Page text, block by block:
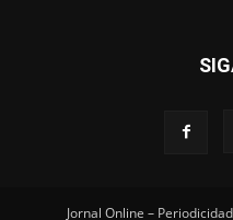
Jornal Online –